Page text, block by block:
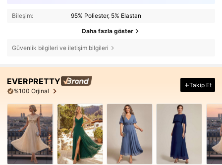
Bileşim: 95% Poliester, 5% Elastan
Daha fazla göster
Güvenlik bilgileri ve iletişim bilgileri
EVERPRETTY
%100 Orjinal
Takip Et